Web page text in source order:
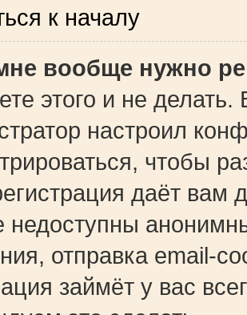
к началу
вообще нужно
этого и не делать.
настроил
чтобы
даёт вам
недоступны
отправка email-
займёт у вас